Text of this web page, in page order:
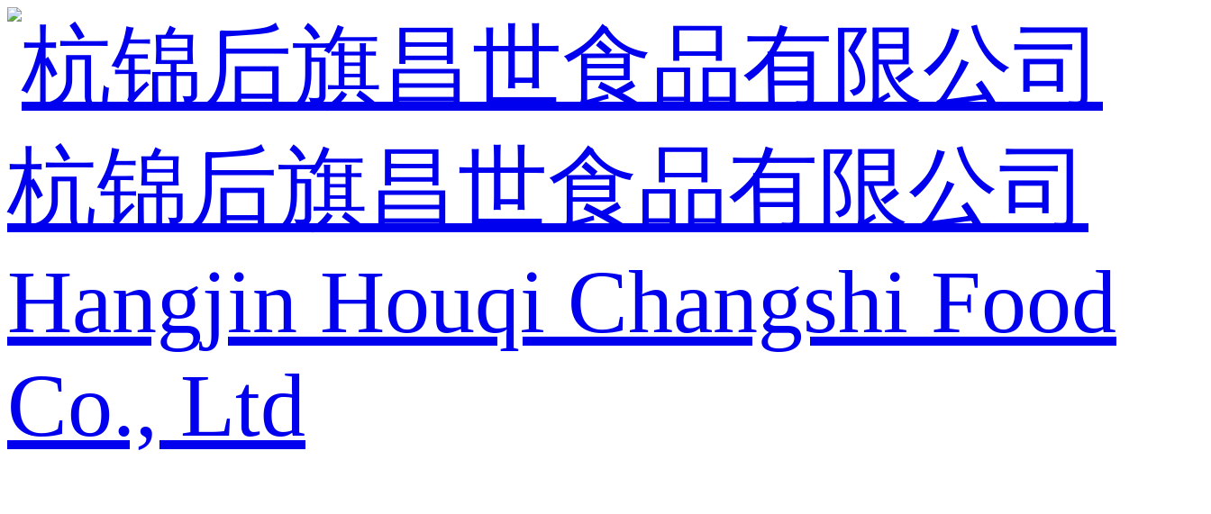
杭锦后旗昌世食品有限公司
Hangjin Houqi Changshi Food
Co., Ltd